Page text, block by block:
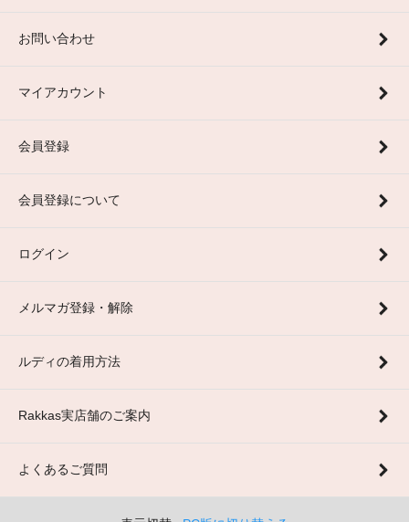
お問い合わせ
マイアカウント
会員登録
会員登録について
ログイン
メルマガ登録・解除
ルディの着用方法
Rakkas実店舗のご案内
よくあるご質問